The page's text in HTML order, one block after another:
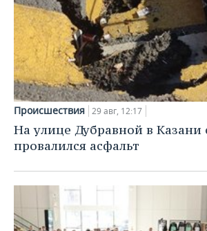
Происшествия 29 авг, 12:17
На улице Дубравной в Казани
провалился асфальт